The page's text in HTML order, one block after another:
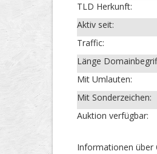
TLD Herkunft:
Aktiv seit:
Traffic:
Länge
Mit Umlauten:
Mit Sonderzeichen:
Auktion verfügbar:
Informationen über